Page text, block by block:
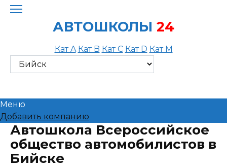
Skip
АВТОШКОЛЫ 24
Кат A Кат B Кат C Кат D Кат M
Меню
Добавить компанию
Автошкола Всероссийское
общество автомобилистов в
Бийске